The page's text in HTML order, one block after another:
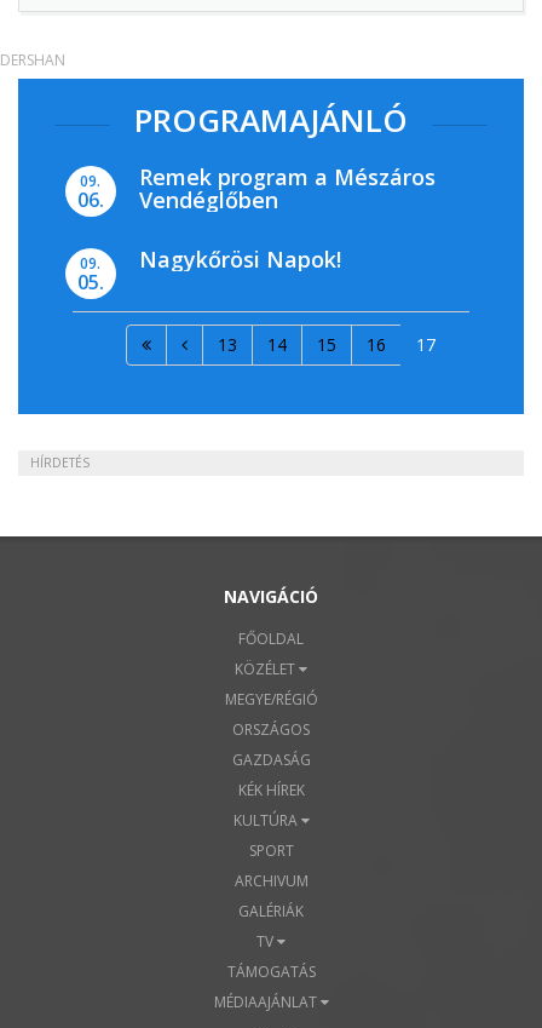
PROGRAMAJÁNLÓ
09.
06.
Remek program a Mészáros
Vendéglőben
09.
05.
Nagykőrösi Napok!
13 14 15 16 17
HÍRDETÉS
NAVIGÁCIÓ
FŐOLDAL
KÖZÉLET
MEGYE/RÉGIÓ
ORSZÁGOS
GAZDASÁG
KÉK HÍREK
KULTÚRA
SPORT
ARCHIVUM
GALÉRIÁK
TV
TÁMOGATÁS
MÉDIAAJÁNLAT
DERSHAN